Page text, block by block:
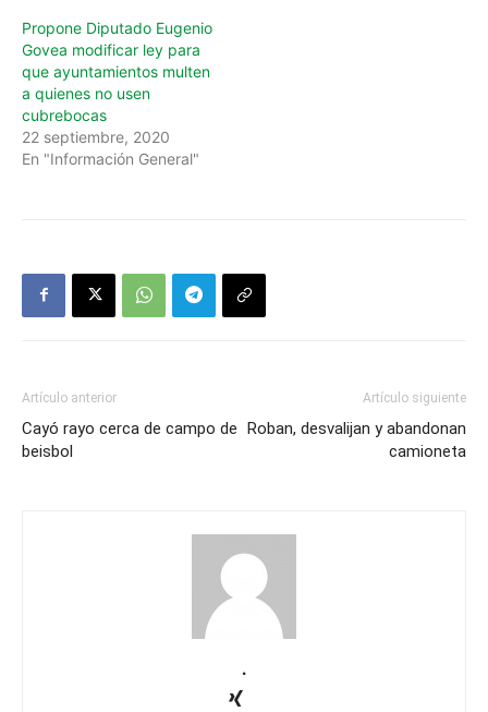
Propone Diputado Eugenio
Govea modificar ley para
que ayuntamientos multen
a quienes no usen
cubrebocas
22 septiembre, 2020
En "Información General"
Artículo anterior
Cayó rayo cerca de campo de
beisbol
Artículo siguiente
Roban, desvalijan y abandonan
camioneta
.